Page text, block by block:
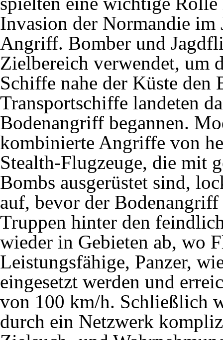
Invasion der Normandie
Angriff. Bomber und
Zielbereich verwendet, um
Schiffe nahe der Küste
Transportschiffe landeten
Bodenangriff begannen.
kombinierte Angriffe von
Stealth-Flugzeuge, die mit
Bombs ausgerüstet sind,
auf, bevor der
Truppen hinter den
wieder in Gebieten ab, wo
Leistungsfähige, Panzer,
eingesetzt werden und
von 100 km/h. Schließlich
durch ein Netzwerk